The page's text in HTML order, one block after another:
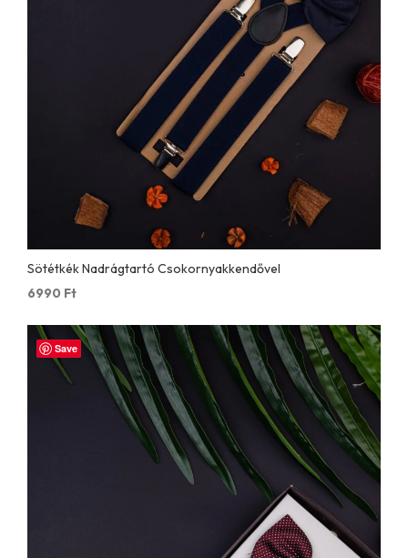
Sötétkék Nadrágtartó Csokornyakkendővel
6990 Ft
Save